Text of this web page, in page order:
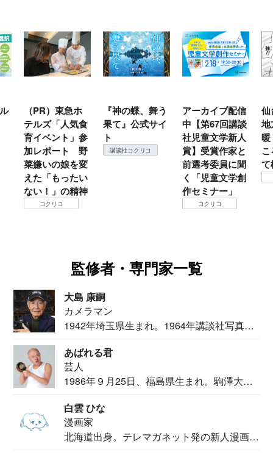
（PR）東急ホ
テルズ「人気食
育イベント」参
加レポート 野
菜嫌いの娘を変
えた「もったい
ない！」の精神
コクリコ
『神の蝶、舞う
果て』公式サイ
ト
講談社コクリコ
アーカイブ配信
中【第67回講談
社児童文学新人
賞】受賞作家と
前選考委員に聞
く「児童文学創
作セミナー」
コクリコ
仙
地
て
監修者・専門家一覧
大島 康嗣
カメラマン
1942年埼玉県生まれ。1964年講談社写真部
あばれる君
芸人
1986年９月25日、福島県生まれ。駒澤大学
白雲 ひな
漫画家
北海道出身。テレマガネット発の新人漫画